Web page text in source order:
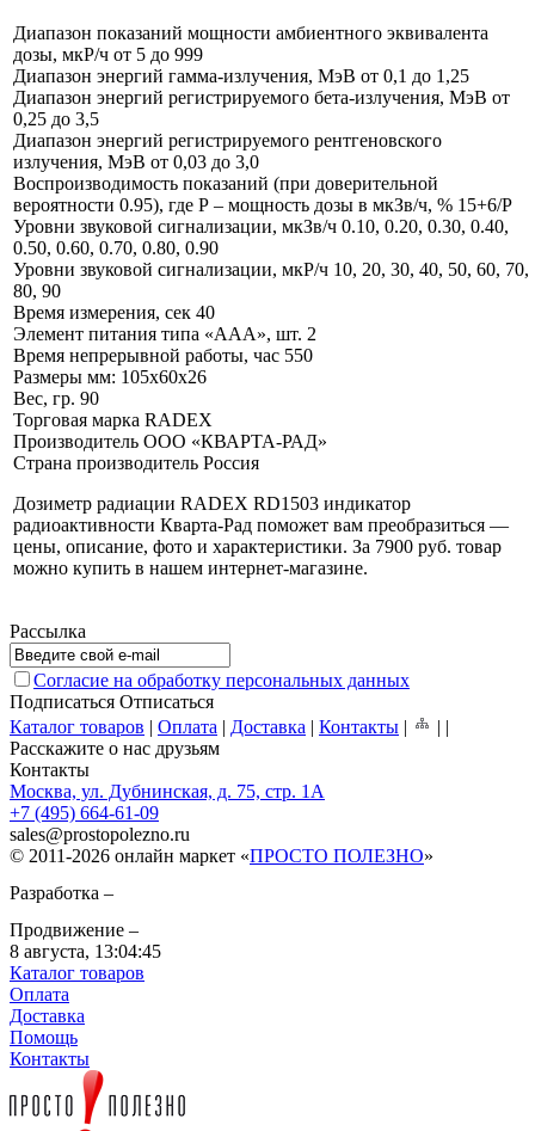
Диапазон показаний мощности амбиентного эквивалента
дозы, мкР/ч от 5 до 999
Диапазон энергий гамма-излучения, МэВ от 0,1 до 1,25
Диапазон энергий регистрируемого бета-излучения, МэВ от
0,25 до 3,5
Диапазон энергий регистрируемого рентгеновского
излучения, МэВ от 0,03 до 3,0
Воспроизводимость показаний (при доверительной
вероятности 0.95), где Р – мощность дозы в мкЗв/ч, % 15+6/Р
Уровни звуковой сигнализации, мкЗв/ч 0.10, 0.20, 0.30, 0.40,
0.50, 0.60, 0.70, 0.80, 0.90
Уровни звуковой сигнализации, мкР/ч 10, 20, 30, 40, 50, 60, 70,
80, 90
Время измерения, сек 40
Элемент питания типа «ААА», шт. 2
Время непрерывной работы, час 550
Размеры мм: 105х60х26
Вес, гр. 90
Торговая марка RADEX
Производитель ООО «КВАРТА-РАД»
Страна производитель Россия
Дозиметр радиации RADEX RD1503 индикатор
радиоактивности Кварта-Рад поможет вам преобразиться —
цены, описание, фото и характеристики. За 7900 руб. товар
можно купить в нашем интернет-магазине.
Рассылка
Согласие на обработку персональных данных
Подписаться Отписаться
Каталог товаров | Оплата | Доставка | Контакты | | |
Расскажите о нас друзьям
Контакты
Москва, ул. Дубнинская, д. 75, стр. 1А
+7 (495) 664-61-09
sales@prostopolezno.ru
© 2011-2026 онлайн маркет «ПРОСТО ПОЛЕЗНО»
Разработка –
Продвижение –
8 августа, 13:04:45
Каталог товаров
Оплата
Доставка
Помощь
Контакты